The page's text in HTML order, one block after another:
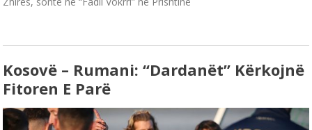
Kosovë – Rumani: “Dardanët” Kërkojnë
Fitoren E Parë